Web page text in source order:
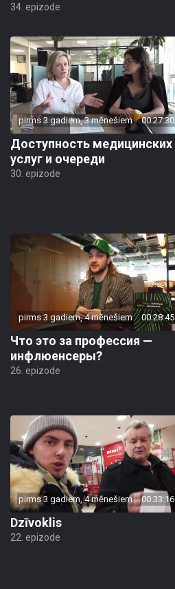
34. epizode
pirms 3 gadiem, 3 mēnešiem 00:27:30
Доступность медицинских
услуг и очереди
30. epizode
pirms 3 gadiem, 4 mēnešiem 00:28:45
Что это за профессия —
инфлюенсеры?
26. epizode
pirms 3 gadiem, 4 mēnešiem 00:33:16
Dzīvoklis
22. epizode